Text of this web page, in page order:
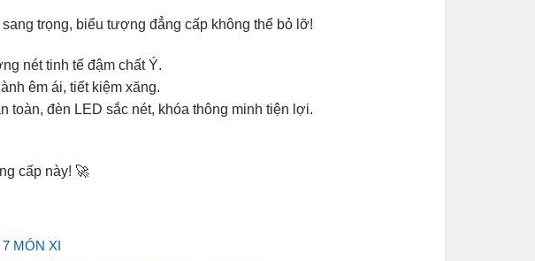
sang trọng, biểu tượng đẳng cấp không thể bỏ lỡ!
nét tinh tế đậm chất Ý.
êm ái, tiết kiệm xăng.
toàn, đèn LED sắc nét, khóa thông minh tiện lợi.
cấp này! 🚀
MÓN XI